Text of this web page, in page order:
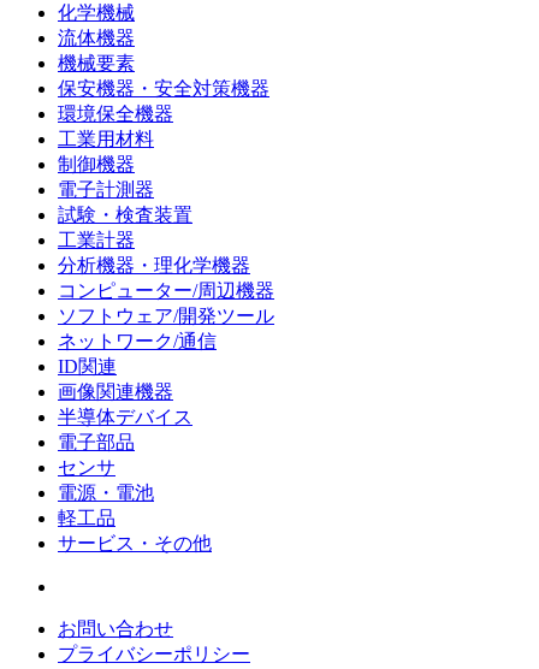
化学機械
流体機器
機械要素
保安機器・安全対策機器
環境保全機器
工業用材料
制御機器
電子計測器
試験・検査装置
工業計器
分析機器・理化学機器
コンピューター/周辺機器
ソフトウェア/開発ツール
ネットワーク/通信
ID関連
画像関連機器
半導体デバイス
電子部品
センサ
電源・電池
軽工品
サービス・その他
お問い合わせ
プライバシーポリシー